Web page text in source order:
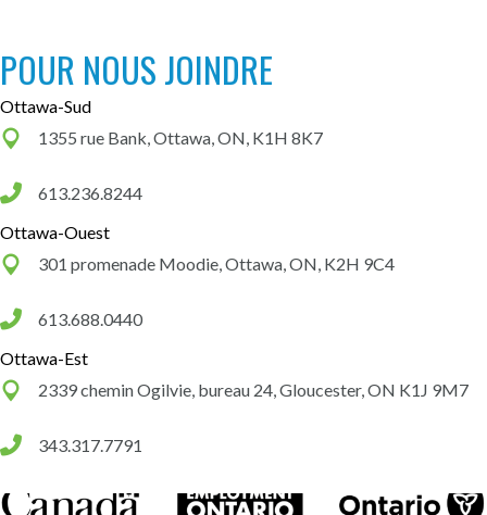
POUR NOUS JOINDRE
Ottawa-Sud
1355 rue Bank, Ottawa, ON, K1H 8K7
613.236.8244
Ottawa-Ouest
301 promenade Moodie, Ottawa, ON, K2H 9C4
613.688.0440
Ottawa-Est
2339 chemin Ogilvie, bureau 24, Gloucester, ON K1J 9M7
343.317.7791